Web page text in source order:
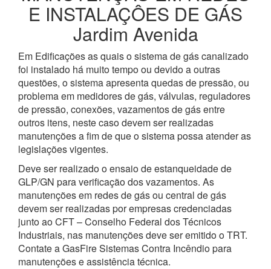
E INSTALAÇÔES DE GÁS
Jardim Avenida
Em Edificações as quais o sistema de gás canalizado
foi instalado há muito tempo ou devido a outras
questões, o sistema apresenta quedas de pressão, ou
problema em medidores de gás, válvulas, reguladores
de pressão, conexões, vazamentos de gás entre
outros itens, neste caso devem ser realizadas
manutenções a fim de que o sistema possa atender as
legislações vigentes.
Deve ser realizado o ensaio de estanqueidade de
GLP/GN para verificação dos vazamentos. As
manutenções em redes de gás ou central de gás
devem ser realizadas por empresas credenciadas
junto ao CFT – Conselho Federal dos Técnicos
Industriais, nas manutenções deve ser emitido o TRT.
Contate a GasFire Sistemas Contra Incêndio para
manutenções e assistência técnica.